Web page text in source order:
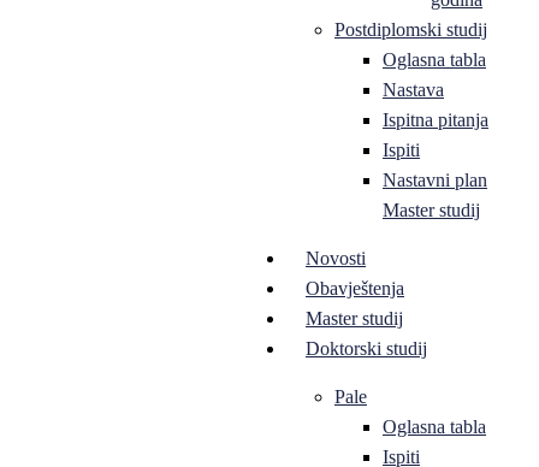
Postdiplomski studij
Oglasna tabla
Nastava
Ispitna pitanja
Ispiti
Nastavni plan
Master studij
Novosti
Obavještenja
Master studij
Doktorski studij
Pale
Oglasna tabla
Ispiti